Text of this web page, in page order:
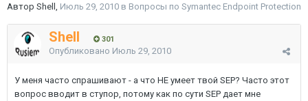
Автор Shell , Июль 29, 2010 в Вопросы по Symantec Endpoint Protection
Shell 301
Опубликовано Июль 29, 2010
У меня часто спрашивают - а что НЕ умеет твой SEP? Часто этот
вопрос вводит в ступор, потому как по сути SEP дает мне